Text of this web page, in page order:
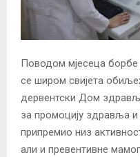
Поводом мјесеца борбе
се широм свијета
дервентски Дом
за промоцију здравља и
припремио низ
али и превентивне